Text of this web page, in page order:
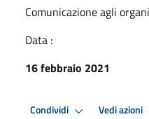
Comunicazione agli
Data :
16 febbraio 2021
Condividi Vedi azioni